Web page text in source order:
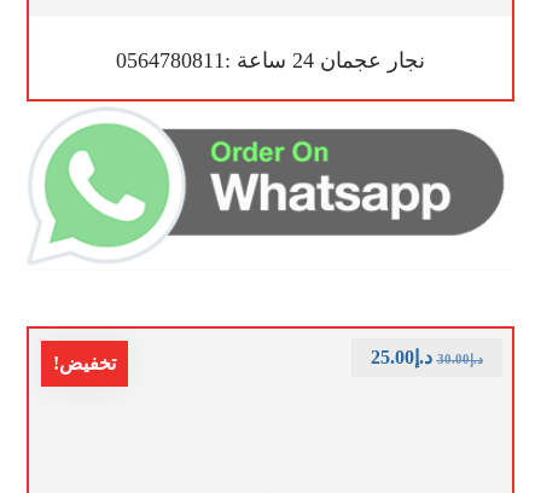
نجار عجمان 24 ساعة :0564780811
تخفيض! د.إ30.00 د.إ25.00